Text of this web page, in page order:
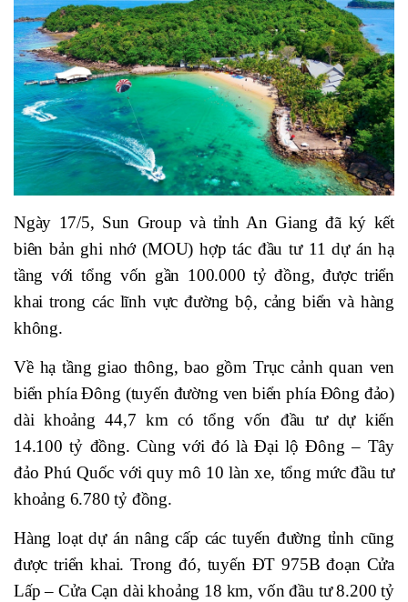
Ngày 17/5, Sun Group và tỉnh An Giang đã ký kết
biên bản ghi nhớ (MOU) hợp tác đầu tư 11 dự án hạ
tầng với tổng vốn gần 100.000 tỷ đồng, được triển
khai trong các lĩnh vực đường bộ, cảng biển và hàng
không.
Về hạ tầng giao thông, bao gồm Trục cảnh quan ven
biển phía Đông (tuyến đường ven biển phía Đông đảo)
dài khoảng 44,7 km có tổng vốn đầu tư dự kiến
14.100 tỷ đồng. Cùng với đó là Đại lộ Đông – Tây
đảo Phú Quốc với quy mô 10 làn xe, tổng mức đầu tư
khoảng 6.780 tỷ đồng.
Hàng loạt dự án nâng cấp các tuyến đường tỉnh cũng
được triển khai. Trong đó, tuyến ĐT 975B đoạn Cửa
Lấp – Cửa Cạn dài khoảng 18 km, vốn đầu tư 8.200 tỷ